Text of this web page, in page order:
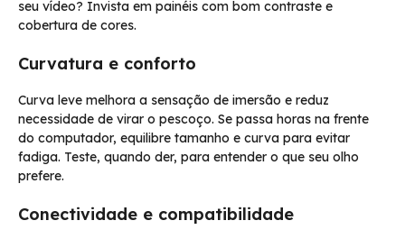
seu vídeo? Invista em painéis com bom contraste e
cobertura de cores.
Curvatura e conforto
Curva leve melhora a sensação de imersão e reduz
necessidade de virar o pescoço. Se passa horas na frente
do computador, equilibre tamanho e curva para evitar
fadiga. Teste, quando der, para entender o que seu olho
prefere.
Conectividade e compatibilidade